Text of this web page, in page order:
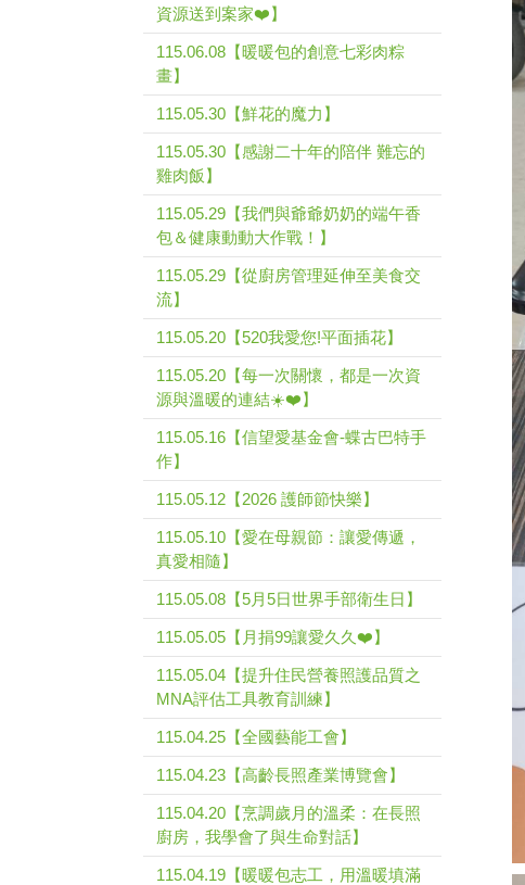
資源送到案家❤️】
115.06.08【暖暖包的創意七彩肉粽
畫】
115.05.30【鮮花的魔力】
115.05.30【感謝二十年的陪伴 難忘的
雞肉飯】
115.05.29【我們與爺爺奶奶的端午香
包＆健康動動大作戰！】
115.05.29【從廚房管理延伸至美食交
流】
115.05.20【520我愛您!平面插花】
115.05.20【每一次關懷，都是一次資
源與溫暖的連結☀️❤️】
115.05.16【信望愛基金會-蝶古巴特手
作】
115.05.12【2026 護師節快樂】
115.05.10【愛在母親節：讓愛傳遞，
真愛相隨】
115.05.08【5月5日世界手部衛生日】
115.05.05【月捐99讓愛久久❤️】
115.05.04【提升住民營養照護品質之
MNA評估工具教育訓練】
115.04.25【全國藝能工會】
115.04.23【高齡長照產業博覽會】
115.04.20【烹調歲月的溫柔：在長照
廚房，我學會了與生命對話】
115.04.19【暖暖包志工，用溫暖填滿